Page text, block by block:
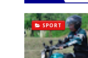
SPORT